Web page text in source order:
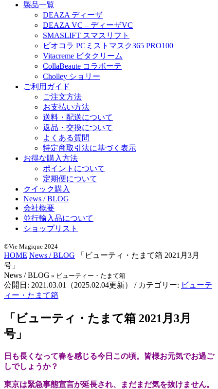
製品一覧
DEAZA ディーザ
DEAZA VC – ディーザVC
SMASLIFT スマスリフト
ビオコラ PCミストマスク365 PRO100
Vitacreme ビタクリーム
CollaBeaute コラボーテ
Cholley ショリー
ご利用ガイド
ご注文方法
お支払い方法
送料・配送について
返品・交換について
よくある質問
特定商取引法に基づく表示
お得な購入方法
ポイントについて
定期便について
クイック購入
News / BLOG
会社概要
並行輸入品について
ショップリスト
©Vie Magique 2024
HOME News / BLOG
「ビューティ・たまて箱 2021月3月
号」
News / BLOG » ビューティー・たまて箱
公開日: 2021.03.01 （2025.02.04更新） / カテゴリー: ビューテ
ィー・たまて箱
「ビューティ・たまて箱 2021月3月
号」
日も長くなって春を感じる今日この頃。皆様お元気でお過ご
しでしょうか？
東京は緊急事態宣言が延長され、まだまだ気を抜けません。